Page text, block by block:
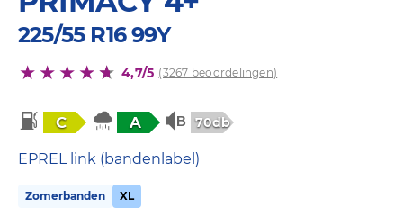
225/55 R16 99Y
4,7/5 (3267 beoordelingen)
C A 70db
EPREL link (bandenlabel)
Zomerbanden XL